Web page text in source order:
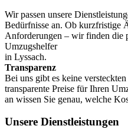
Wir passen unsere
Bedürfnisse an. Ob kurzfristige
Anforderungen – wir finden die
Umzugshelfer
in Lyssach.
Transparenz
Bei uns gibt es keine
transparente Preise für Ihren
an wissen Sie genau, welche
Unsere Dienstleistungen